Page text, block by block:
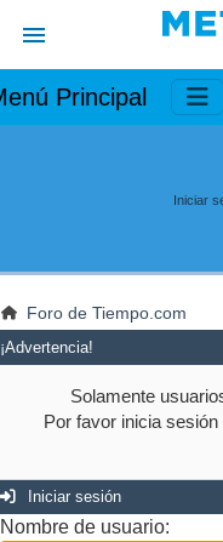
Principal
Iniciar
Foro de Tiempo.com
¡Advertencia!
Solamente
Por favor inicia
Iniciar sesión
Nombre de usuario: